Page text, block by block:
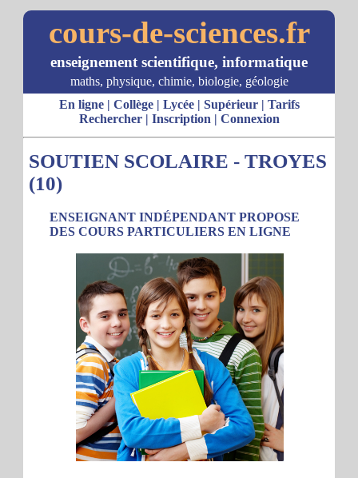
cours-de-sciences.fr
enseignement scientifique, informatique
maths, physique, chimie, biologie, géologie
En ligne| Collège| Lycée| Supérieur| Tarifs
Rechercher| Inscription | Connexion
SOUTIEN SCOLAIRE - TROYES
(10)
ENSEIGNANT INDÉPENDANT PROPOSE
DES COURS PARTICULIERS EN LIGNE